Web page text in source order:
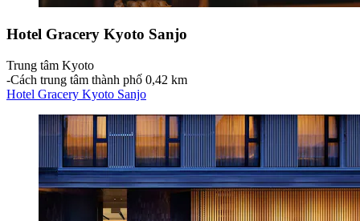
Hotel Gracery Kyoto Sanjo
Trung tâm Kyoto
‐Cách trung tâm thành phố 0,42 km
Hotel Gracery Kyoto Sanjo